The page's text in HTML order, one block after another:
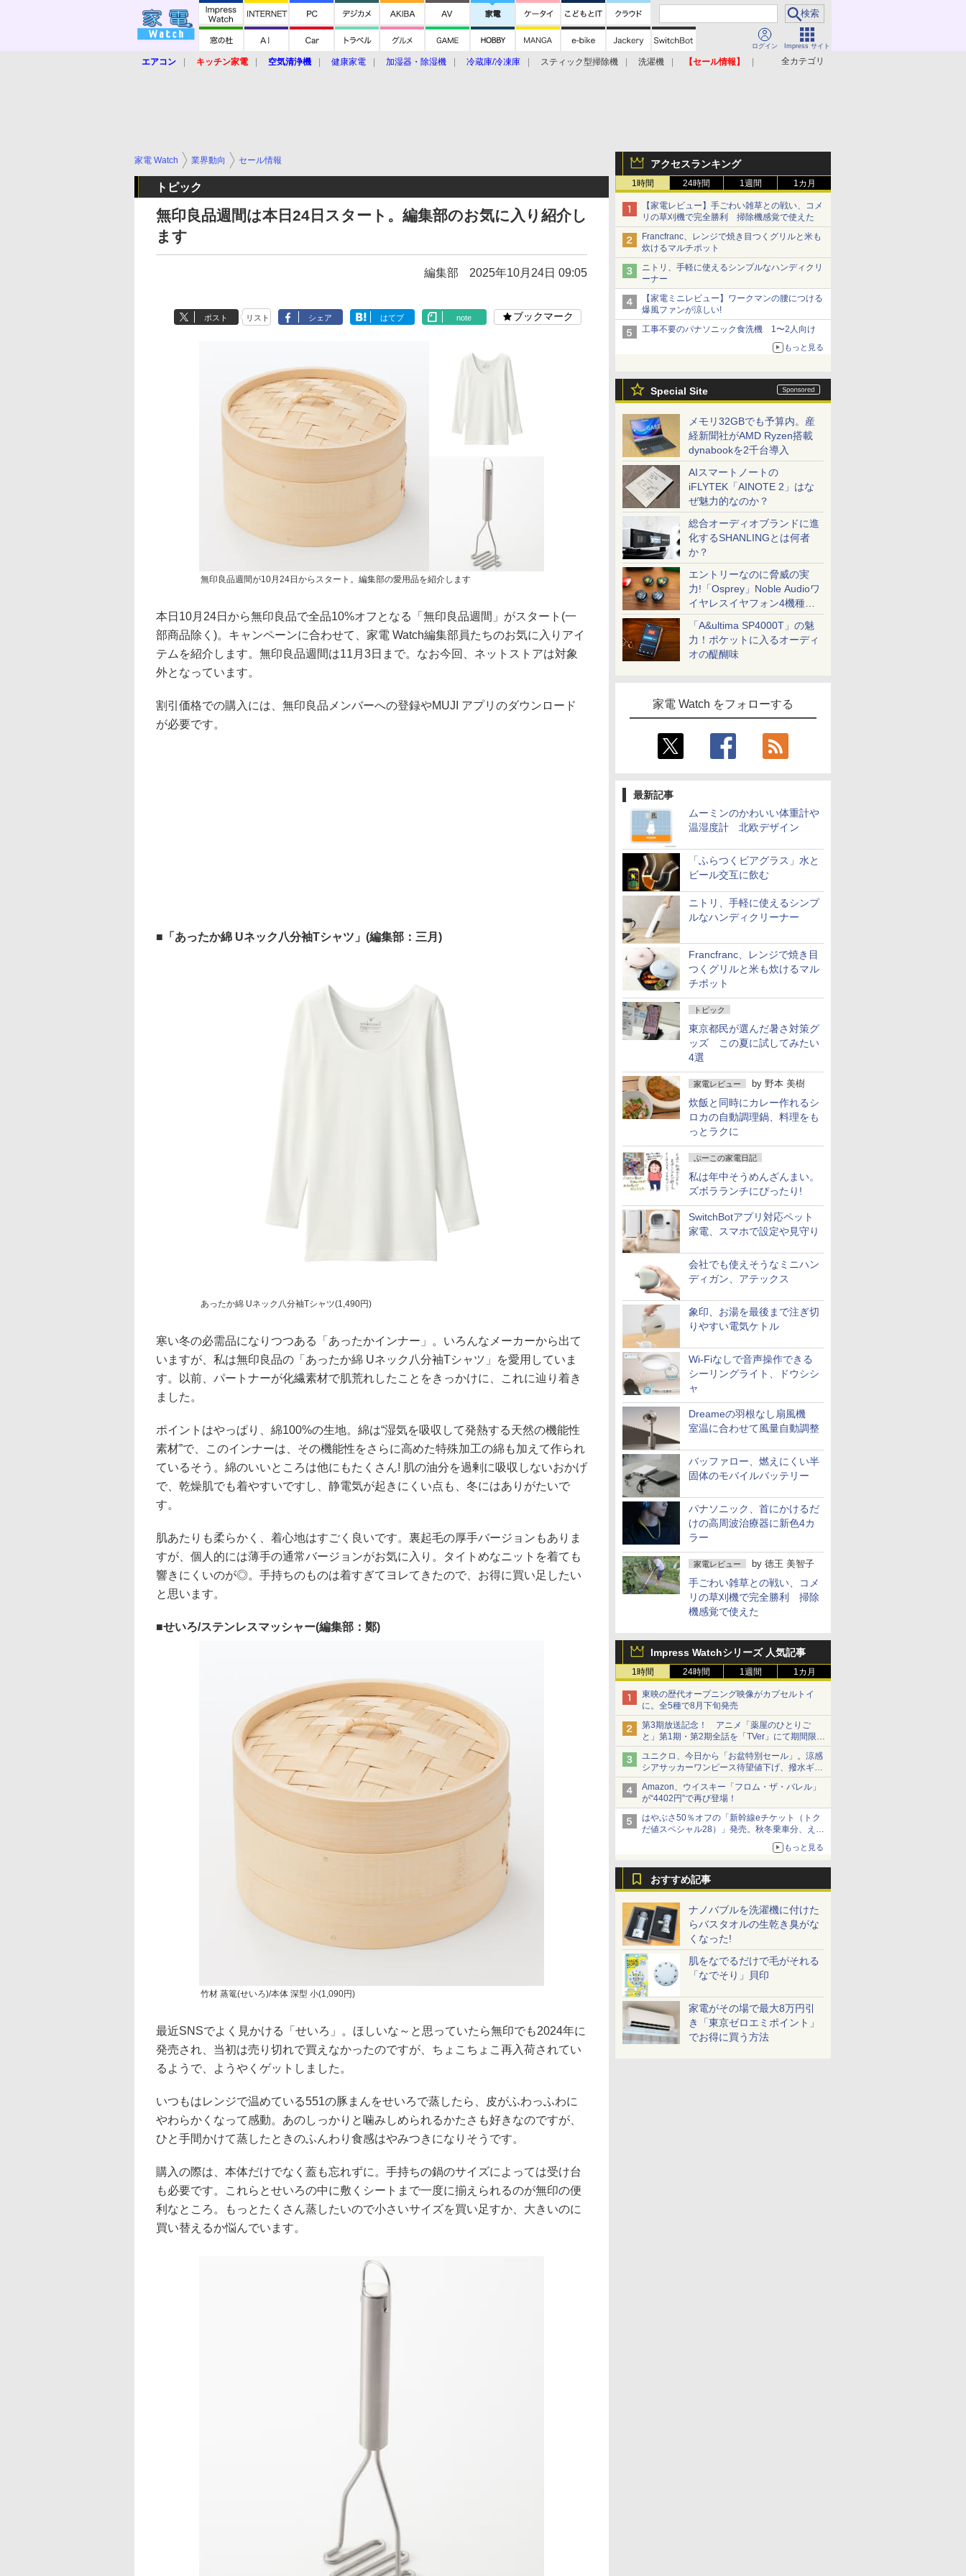
ログイン Impress サイト
全カテゴリ
エアコン キッチン家電 空気清浄機 健康家電 加湿器・除湿機 冷蔵庫/冷凍庫 スティック型掃除機 洗濯機
【セール情報】
アクセスランキング
1時間 24時間 1週間 1カ月
【家電レビュー】手ごわい雑草との戦い、コメ
リの草刈機で完全勝利 掃除機感覚で使えた
Francfranc、レンジで焼き目つくグリルと米も
炊けるマルチポット
ニトリ、手軽に使えるシンプルなハンディクリ
ーナー
【家電ミニレビュー】ワークマンの腰につける
爆風ファンが涼しい!
工事不要のパナソニック食洗機 1〜2人向け
もっと見る
Special Site
メモリ32GBでも予算内。産
経新聞社がAMD Ryzen搭載
dynabookを2千台導入
AIスマートノートの
iFLYTEK「AINOTE 2」はな
ぜ魅力的なのか？
総合オーディオブランドに進
化するSHANLINGとは何者
か？
エントリーなのに脅威の実
力!「Osprey」Noble Audioワ
イヤレスイヤフォン4機種を
一気に聴く
「A&ultima SP4000T」の魅
力！ポケットに入るオーディ
オの醍醐味
家電 Watch をフォローする
最新記事
ムーミンのかわいい体重計や
温湿度計 北欧デザイン
「ふらつくビアグラス」水と
ビール交互に飲む
ニトリ、手軽に使えるシンプ
ルなハンディクリーナー
Francfranc、レンジで焼き目
つくグリルと米も炊けるマル
チポット
トピック
東京都民が選んだ暑さ対策グ
ッズ この夏に試してみたい
4選
家電レビュー by 野本 美樹
炊飯と同時にカレー作れるシ
ロカの自動調理鍋、料理をも
っとラクに
ぷーこの家電日記
私は年中そうめんざんまい。
ズボラランチにぴったり!
SwitchBotアプリ対応ペット
家電、スマホで設定や見守り
会社でも使えそうなミニハン
ディガン、アテックス
象印、お湯を最後まで注ぎ切
りやすい電気ケトル
Wi-Fiなしで音声操作できる
シーリングライト、ドウシシ
ャ
Dreameの羽根なし扇風機
室温に合わせて風量自動調整
バッファロー、燃えにくい半
固体のモバイルバッテリー
パナソニック、首にかけるだ
けの高周波治療器に新色4カ
ラー
家電レビュー by 徳王 美智子
手ごわい雑草との戦い、コメ
リの草刈機で完全勝利 掃除
機感覚で使えた
Impress Watchシリーズ 人気記事
1時間 24時間 1週間 1カ月
東映の歴代オープニング映像がカプセルトイ
に。全5種で8月下旬発売
第3期放送記念！ アニメ「薬屋のひとりご
と」第1期・第2期全話を「TVer」にて期間限定
で順次無料配信開始
ユニクロ、今日から「お盆特別セール」。涼感
シアサッカーワンピース待望値下げ、撥水ギア
ショーツは1990円に
Amazon、ウイスキー「フロム・ザ・バレル」
が“4402円”で再び登場！
はやぶさ50％オフの「新幹線eチケット（トク
だ値スペシャル28）」発売。秋冬乗車分、えき
もっと見る
おすすめ記事
ナノバブルを洗濯機に付けた
らバスタオルの生乾き臭がな
くなった!
肌をなでるだけで毛がそれる
「なでそり」貝印
家電がその場で最大8万円引
き「東京ゼロエミポイント」
でお得に買う方法
家電 Watch 業界動向 セール情報
トピック
無印良品週間は本日24日スタート。編集部のお気に入り紹介し
ます
編集部 2025年10月24日 09:05
ポスト リスト シェア はてブ note ブックマーク
無印良品週間が10月24日からスタート。編集部の愛用品を紹介します
本日10月24日から無印良品で全品10%オフとなる「無印良品週間」がスタート(一
部商品除く)。キャンペーンに合わせて、家電 Watch編集部員たちのお気に入りアイ
テムを紹介します。無印良品週間は11月3日まで。なお今回、ネットストアは対象
外となっています。
割引価格での購入には、無印良品メンバーへの登録やMUJI アプリのダウンロード
が必要です。
「あったか綿 Uネック八分袖Tシャツ」(編集部：三月)
あったか綿 Uネック八分袖Tシャツ(1,490円)
寒い冬の必需品になりつつある「あったかインナー」。いろんなメーカーから出て
いますが、私は無印良品の「あったか綿 Uネック八分袖Tシャツ」を愛用していま
す。以前、パートナーが化繊素材で肌荒れしたことをきっかけに、これに辿り着き
ました。
ポイントはやっぱり、綿100%の生地。綿は“湿気を吸収して発熱する天然の機能性
素材”で、このインナーは、その機能性をさらに高めた特殊加工の綿も加えて作られ
ているそう。綿のいいところは他にもたくさん! 肌の油分を過剰に吸収しないおかげ
で、乾燥肌でも着やすいですし、静電気が起きにくい点も、冬にはありがたいで
す。
肌あたりも柔らかく、着心地はすごく良いです。裏起毛の厚手バージョンもありま
すが、個人的には薄手の通常バージョンがお気に入り。タイトめなニットを着ても
響きにくいのが◎。手持ちのものは着すぎてヨレてきたので、お得に買い足したい
と思います。
せいろ/ステンレスマッシャー(編集部：鄭)
竹材 蒸篭(せいろ)/本体 深型 小(1,090円)
最近SNSでよく見かける「せいろ」。ほしいな～と思っていたら無印でも2024年に
発売され、当初は売り切れで買えなかったのですが、ちょこちょこ再入荷されてい
るようで、ようやくゲットしました。
いつもはレンジで温めている551の豚まんをせいろで蒸したら、皮がふわっふわに
やわらかくなって感動。あのしっかりと噛みしめられるかたさも好きなのですが、
ひと手間かけて蒸したときのふんわり食感はやみつきになりそうです。
購入の際は、本体だけでなく蓋も忘れずに。手持ちの鍋のサイズによっては受け台
も必要です。これらとせいろの中に敷くシートまで一度に揃えられるのが無印の便
利なところ。もっとたくさん蒸したいので小さいサイズを買い足すか、大きいのに
買い替えるか悩んでいます。